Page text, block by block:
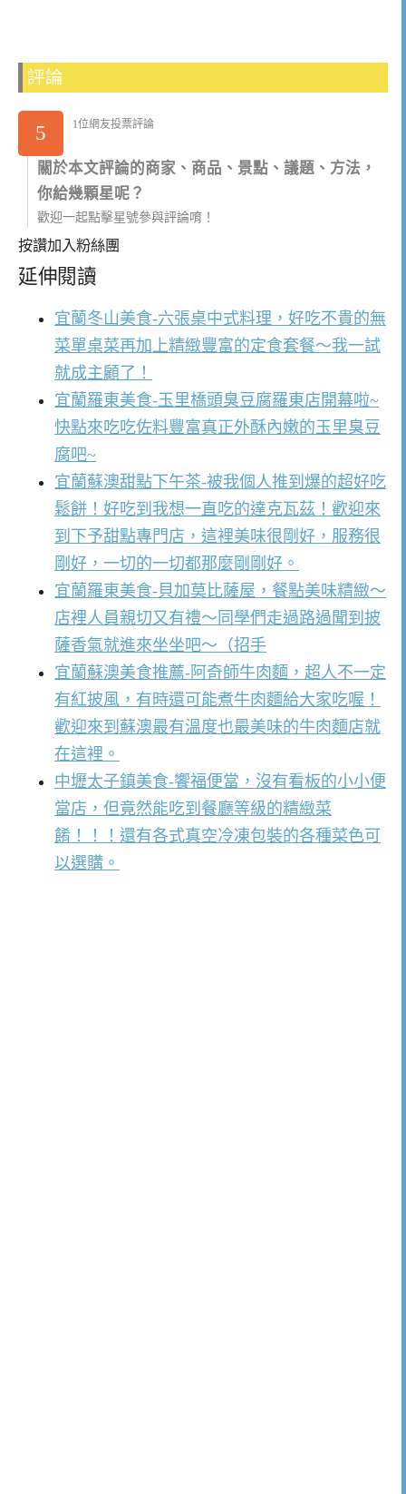
評論
5 1位網友投票評論
關於本文評論的商家、商品、景點、議題、方法，
你給幾顆星呢？
歡迎一起點擊星號參與評論唷！
按讚加入粉絲團
延伸閱讀
宜蘭冬山美食-六張桌中式料理，好吃不貴的無
菜單桌菜再加上精緻豐富的定食套餐～我一試
就成主顧了！
宜蘭羅東美食-玉里橋頭臭豆腐羅東店開幕啦~
快點來吃吃佐料豐富真正外酥內嫩的玉里臭豆
腐吧~
宜蘭蘇澳甜點下午茶-被我個人推到爆的超好吃
鬆餅！好吃到我想一直吃的達克瓦茲！歡迎來
到下予甜點專門店，這裡美味很剛好，服務很
剛好，一切的一切都那麼剛剛好。
宜蘭羅東美食-貝加莫比薩屋，餐點美味精緻～
店裡人員親切又有禮～同學們走過路過聞到披
薩香氣就進來坐坐吧～（招手
宜蘭蘇澳美食推薦-阿奇師牛肉麵，超人不一定
有紅披風，有時還可能煮牛肉麵給大家吃喔！
歡迎來到蘇澳最有溫度也最美味的牛肉麵店就
在這裡。
中壢太子鎮美食-饗福便當，沒有看板的小小便
當店，但竟然能吃到餐廳等級的精緻菜
餚！！！還有各式真空冷凍包裝的各種菜色可
以選購。